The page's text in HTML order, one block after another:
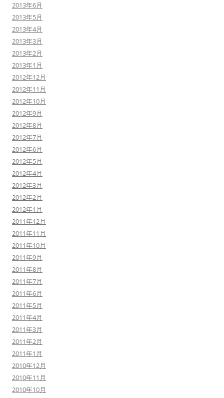
2013年6月
2013年5月
2013年4月
2013年3月
2013年2月
2013年1月
2012年12月
2012年11月
2012年10月
2012年9月
2012年8月
2012年7月
2012年6月
2012年5月
2012年4月
2012年3月
2012年2月
2012年1月
2011年12月
2011年11月
2011年10月
2011年9月
2011年8月
2011年7月
2011年6月
2011年5月
2011年4月
2011年3月
2011年2月
2011年1月
2010年12月
2010年11月
2010年10月